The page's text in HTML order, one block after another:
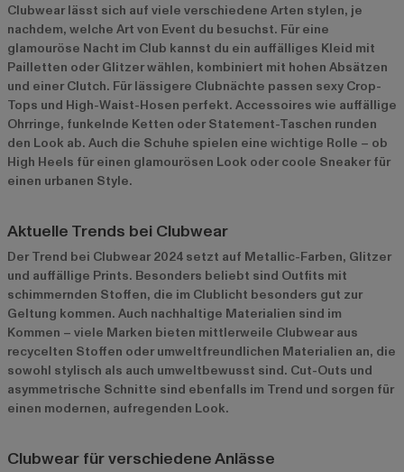
Clubwear lässt sich auf viele verschiedene Arten stylen, je
nachdem, welche Art von Event du besuchst. Für eine
glamouröse Nacht im Club kannst du ein auffälliges Kleid mit
Pailletten oder Glitzer wählen, kombiniert mit hohen Absätzen
und einer Clutch. Für lässigere Clubnächte passen sexy Crop-
Tops und High-Waist-Hosen perfekt. Accessoires wie auffällige
Ohrringe, funkelnde Ketten oder Statement-Taschen runden
den Look ab. Auch die Schuhe spielen eine wichtige Rolle – ob
High Heels für einen glamourösen Look oder coole Sneaker für
einen urbanen Style.
Aktuelle Trends bei Clubwear
Der Trend bei Clubwear 2024 setzt auf Metallic-Farben, Glitzer
und auffällige Prints. Besonders beliebt sind Outfits mit
schimmernden Stoffen, die im Clublicht besonders gut zur
Geltung kommen. Auch nachhaltige Materialien sind im
Kommen – viele Marken bieten mittlerweile Clubwear aus
recycelten Stoffen oder umweltfreundlichen Materialien an, die
sowohl stylisch als auch umweltbewusst sind. Cut-Outs und
asymmetrische Schnitte sind ebenfalls im Trend und sorgen für
einen modernen, aufregenden Look.
Clubwear für verschiedene Anlässe